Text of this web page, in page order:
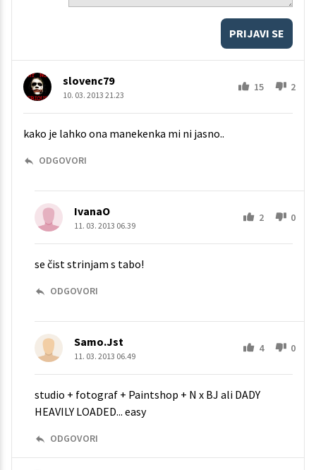
PRIJAVI SE
slovenc79
10. 03. 2013 21.23
15 2
kako je lahko ona manekenka mi ni jasno..
ODGOVORI
IvanaO
11. 03. 2013 06.39
2 0
se čist strinjam s tabo!
ODGOVORI
Samo.Jst
11. 03. 2013 06.49
4 0
studio + fotograf + Paintshop + N x BJ ali DADY
HEAVILY LOADED... easy
ODGOVORI